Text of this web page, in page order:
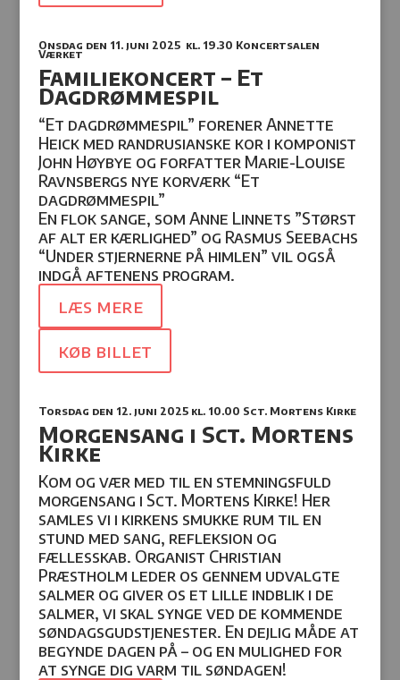
Onsdag den 11. juni 2025 kl. 19.30 Koncertsalen
Værket
Familiekoncert – Et
Dagdrømmespil
“Et dagdrømmespil” forener Annette
Heick med randrusianske kor i komponist
John Høybye og forfatter Marie-Louise
Ravnsbergs nye korværk “Et
dagdrømmespil”
En flok sange, som Anne Linnets ”Størst
af alt er kærlighed” og Rasmus Seebachs
“Under stjernerne på himlen” vil også
indgå aftenens program.
læs mere
køb billet
Torsdag den 12. juni 2025kl. 10.00 Sct. Mortens Kirke
Morgensang i Sct. Mortens
Kirke
Kom og vær med til en stemningsfuld
morgensang i Sct. Mortens Kirke! Her
samles vi i kirkens smukke rum til en
stund med sang, refleksion og
fællesskab. Organist Christian
Præstholm leder os gennem udvalgte
salmer og giver os et lille indblik i de
salmer, vi skal synge ved de kommende
søndagsgudstjenester. En dejlig måde at
begynde dagen på – og en mulighed for
at synge dig varm til søndagen!